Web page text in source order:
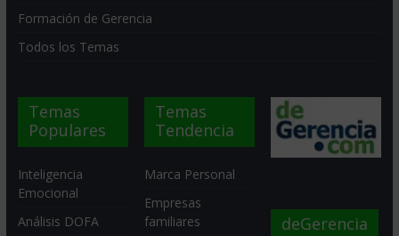
Formación de Gerencia
Todos los Temas
Temas
Populares
Inteligencia
Emocional
Análisis DOFA
Temas
Tendencia
Marca Personal
Empresas
familiares
deGerencia